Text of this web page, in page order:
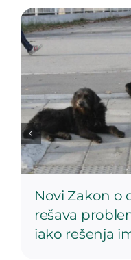
Novi Zakon o
rešava
iako rešenja